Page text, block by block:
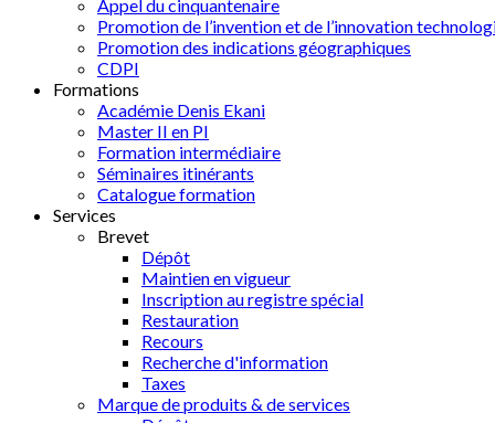
Appel du cinquantenaire
Promotion de l’invention et de l’innovation
Promotion des indications géographiques
CDPI
Formations
Académie Denis Ekani
Master II en PI
Formation intermédiaire
Séminaires itinérants
Catalogue formation
Services
Brevet
Dépôt
Maintien en vigueur
Inscription au registre spécial
Restauration
Recours
Recherche d'information
Taxes
Marque de produits & de services